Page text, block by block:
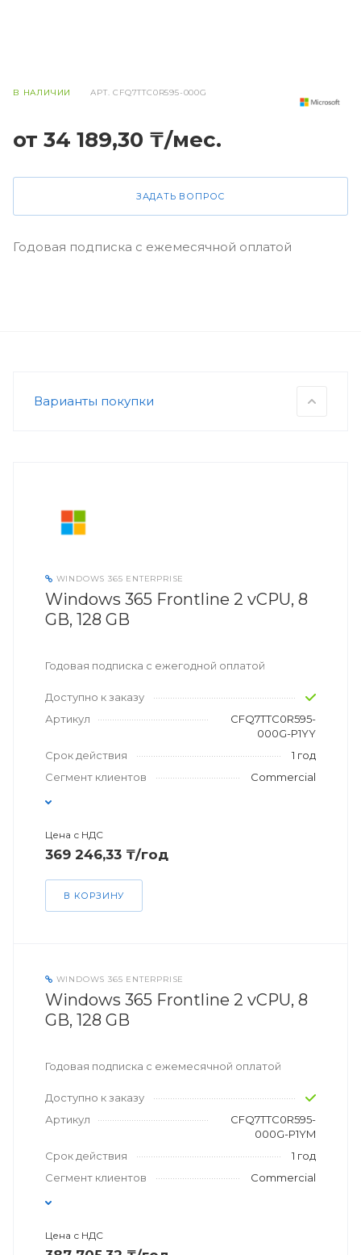
В НАЛИЧИИ АРТ.CFQ7TTC0R595-000G
от 34 189,30 ₸/мес.
ЗАДАТЬ ВОПРОС
Годовая подписка с ежемесячной оплатой
Варианты покупки
WINDOWS 365 ENTERPRISE
Windows 365 Frontline 2 vCPU, 8
GB, 128 GB
Годовая подписка с ежегодной оплатой
Доступно к заказу
Артикул
CFQ7TTC0R595-
000G-P1YY
Срок действия
1 год
Сегмент клиентов
Commercial
Цена с НДС
369 246,33 ₸/год
В КОРЗИНУ
WINDOWS 365 ENTERPRISE
Windows 365 Frontline 2 vCPU, 8
GB, 128 GB
Годовая подписка с ежемесячной оплатой
Доступно к заказу
Артикул
CFQ7TTC0R595-
000G-P1YM
Срок действия
1 год
Сегмент клиентов
Commercial
Цена с НДС